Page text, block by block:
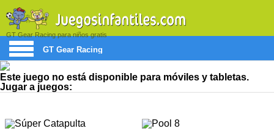
GT Gear Racing para niños gratis
GT Gear Racing
Este juego no está disponible para móviles y tabletas.
Jugar a juegos: